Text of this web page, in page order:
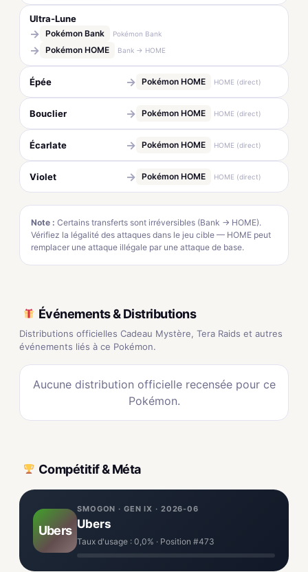
Ultra-Lune
→ Pokémon Bank Pokémon Bank
→ Pokémon HOME Bank → HOME
Épée → Pokémon HOME HOME (direct)
Bouclier → Pokémon HOME HOME (direct)
Écarlate → Pokémon HOME HOME (direct)
Violet → Pokémon HOME HOME (direct)
Note : Certains transferts sont irréversibles (Bank → HOME).
Vérifiez la légalité des attaques dans le jeu cible — HOME peut
remplacer une attaque illégale par une attaque de base.
Événements & Distributions
Distributions officielles Cadeau Mystère, Tera Raids et autres
événements liés à ce Pokémon.
Aucune distribution officielle recensée pour ce
Pokémon.
Compétitif & Méta
Ubers
SMOGON · GEN IX · 2026-06
Ubers
Taux d'usage : 0,0% · Position #473